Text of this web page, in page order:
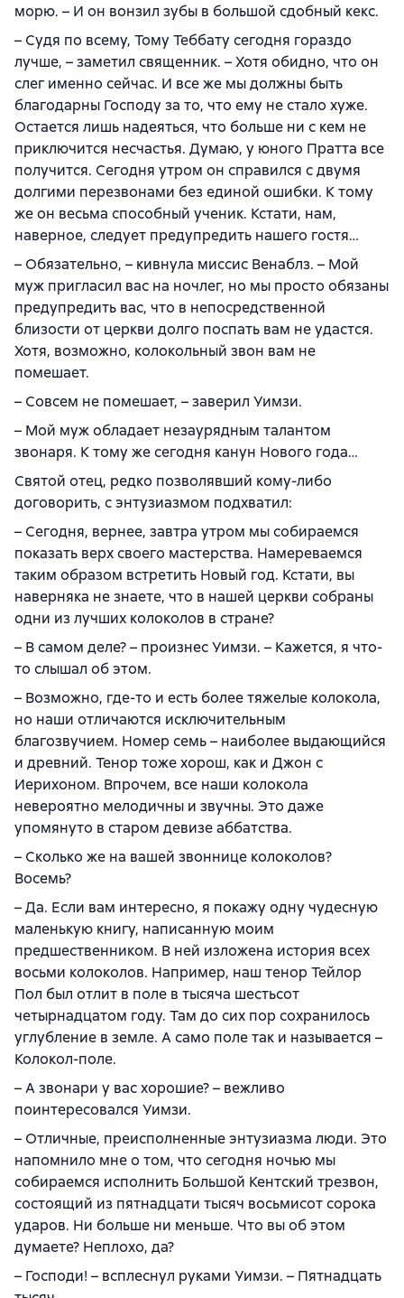
морю. – И он вонзил зубы в большой сдобный кекс.
– Судя по всему, Тому Теббату сегодня гораздо
лучше, – заметил священник. – Хотя обидно, что он
слег именно сейчас. И все же мы должны быть
благодарны Господу за то, что ему не стало хуже.
Остается лишь надеяться, что больше ни с кем не
приключится несчастья. Думаю, у юного Пратта все
получится. Сегодня утром он справился с двумя
долгими перезвонами без единой ошибки. К тому
же он весьма способный ученик. Кстати, нам,
наверное, следует предупредить нашего гостя…
– Обязательно, – кивнула миссис Венаблз. – Мой
муж пригласил вас на ночлег, но мы просто обязаны
предупредить вас, что в непосредственной
близости от церкви долго поспать вам не удастся.
Хотя, возможно, колокольный звон вам не
помешает.
– Совсем не помешает, – заверил Уимзи.
– Мой муж обладает незаурядным талантом
звонаря. К тому же сегодня канун Нового года…
Святой отец, редко позволявший кому-либо
договорить, с энтузиазмом подхватил:
– Сегодня, вернее, завтра утром мы собираемся
показать верх своего мастерства. Намереваемся
таким образом встретить Новый год. Кстати, вы
наверняка не знаете, что в нашей церкви собраны
одни из лучших колоколов в стране?
– В самом деле? – произнес Уимзи. – Кажется, я что-
то слышал об этом.
– Возможно, где-то и есть более тяжелые колокола,
но наши отличаются исключительным
благозвучием. Номер семь – наиболее выдающийся
и древний. Тенор тоже хорош, как и Джон с
Иерихоном. Впрочем, все наши колокола
невероятно мелодичны и звучны. Это даже
упомянуто в старом девизе аббатства.
– Сколько же на вашей звоннице колоколов?
Восемь?
– Да. Если вам интересно, я покажу одну чудесную
маленькую книгу, написанную моим
предшественником. В ней изложена история всех
восьми колоколов. Например, наш тенор Тейлор
Пол был отлит в поле в тысяча шестьсот
четырнадцатом году. Там до сих пор сохранилось
углубление в земле. А само поле так и называется –
Колокол-поле.
– А звонари у вас хорошие? – вежливо
поинтересовался Уимзи.
– Отличные, преисполненные энтузиазма люди. Это
напомнило мне о том, что сегодня ночью мы
собираемся исполнить Большой Кентский трезвон,
состоящий из пятнадцати тысяч восьмисот сорока
ударов. Ни больше ни меньше. Что вы об этом
думаете? Неплохо, да?
– Господи! – всплеснул руками Уимзи. – Пятнадцать